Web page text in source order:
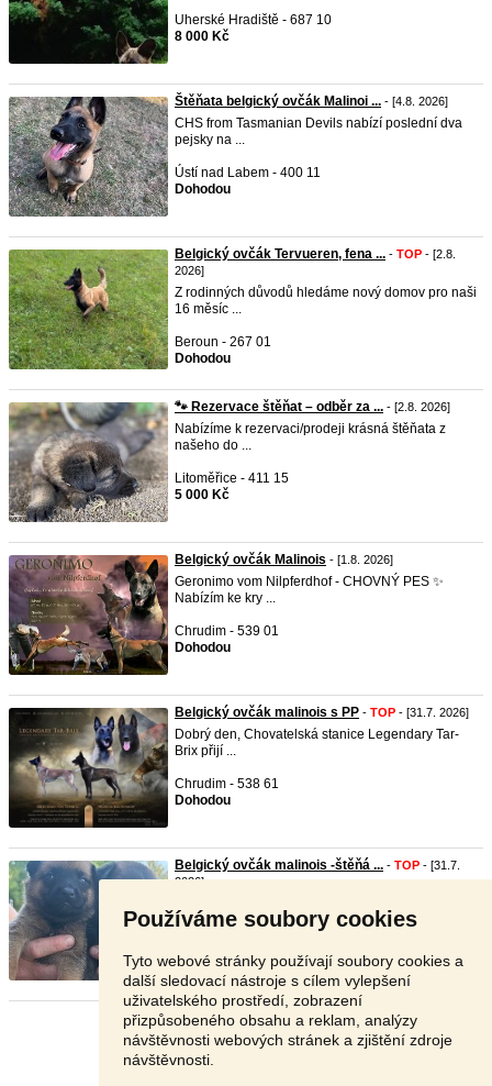
Používáme soubory cookies
Tyto webové stránky používají soubory cookies a
další sledovací nástroje s cílem vylepšení
uživatelského prostředí, zobrazení
přizpůsobeného obsahu a reklam, analýzy
návštěvnosti webových stránek a zjištění zdroje
návštěvnosti.
Uherské Hradiště - 687 10
8 000 Kč
Štěňata belgický ovčák Malinoi ... - [4.8. 2026]
CHS from Tasmanian Devils nabízí poslední dva
pejsky na ...
Ústí nad Labem - 400 11
Dohodou
Belgický ovčák Tervueren, fena ... - TOP - [2.8.
2026]
Z rodinných důvodů hledáme nový domov pro naši
16 měsíc ...
Beroun - 267 01
Dohodou
🐾 Rezervace štěňat – odběr za ... - [2.8. 2026]
Nabízíme k rezervaci/prodeji krásná štěňata z
našeho do ...
Litoměřice - 411 15
5 000 Kč
Belgický ovčák Malinois - [1.8. 2026]
Geronimo vom Nilpferdhof - CHOVNÝ PES ✨
Nabízím ke kry ...
Chrudim - 539 01
Dohodou
Belgický ovčák malinois s PP - TOP - [31.7. 2026]
Dobrý den, Chovatelská stanice Legendary Tar-
Brix přijí ...
Chrudim - 538 61
Dohodou
Belgický ovčák malinois -štěňá ... - TOP - [31.7.
2026]
chovatel ...
Olomouc - 783 36
Dohodou
Stránka: 1 2 3 Další